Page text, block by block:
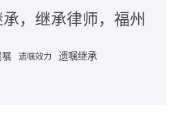
，继承律师，福州
嘱 遗嘱效力 遗嘱继承